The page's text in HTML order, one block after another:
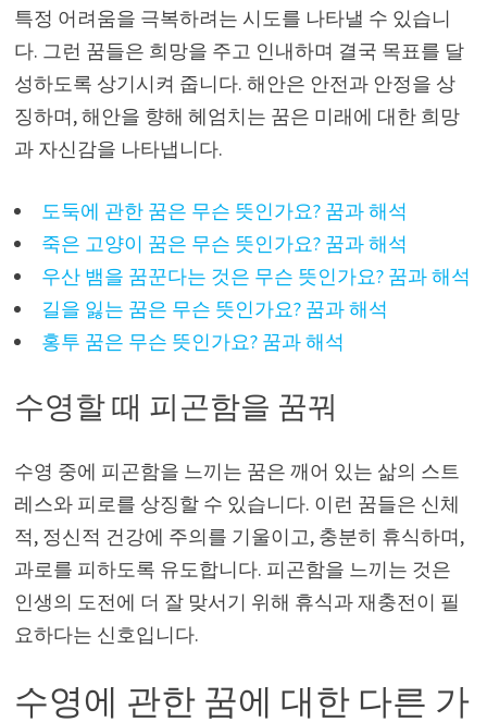
특정 어려움을 극복하려는 시도를 나타낼 수 있습니
다. 그런 꿈들은 희망을 주고 인내하며 결국 목표를 달
성하도록 상기시켜 줍니다. 해안은 안전과 안정을 상
징하며, 해안을 향해 헤엄치는 꿈은 미래에 대한 희망
과 자신감을 나타냅니다.
도둑에 관한 꿈은 무슨 뜻인가요? 꿈과 해석
죽은 고양이 꿈은 무슨 뜻인가요? 꿈과 해석
우산 뱀을 꿈꾼다는 것은 무슨 뜻인가요? 꿈과 해석
길을 잃는 꿈은 무슨 뜻인가요? 꿈과 해석
홍투 꿈은 무슨 뜻인가요? 꿈과 해석
수영할 때 피곤함을 꿈꿔
수영 중에 피곤함을 느끼는 꿈은 깨어 있는 삶의 스트
레스와 피로를 상징할 수 있습니다. 이런 꿈들은 신체
적, 정신적 건강에 주의를 기울이고, 충분히 휴식하며,
과로를 피하도록 유도합니다. 피곤함을 느끼는 것은
인생의 도전에 더 잘 맞서기 위해 휴식과 재충전이 필
요하다는 신호입니다.
수영에 관한 꿈에 대한 다른 가